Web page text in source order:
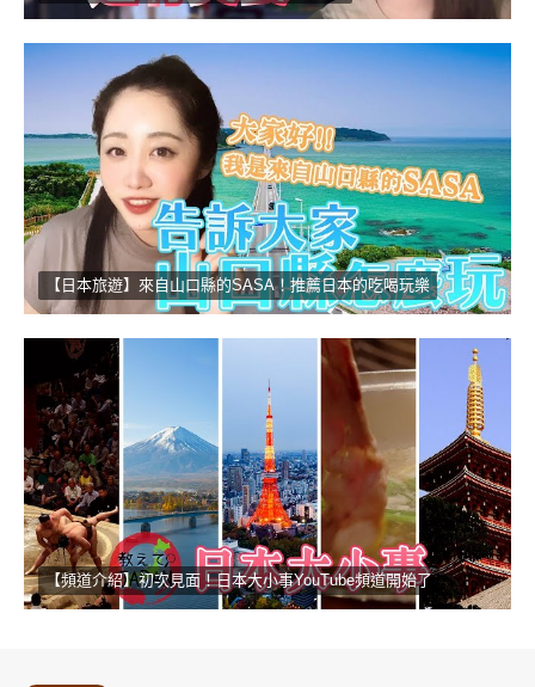
【日本旅遊】來自山口縣的SASA！推薦日本的吃喝玩樂
【頻道介紹】初次見面！日本大小事YouTube頻道開始了